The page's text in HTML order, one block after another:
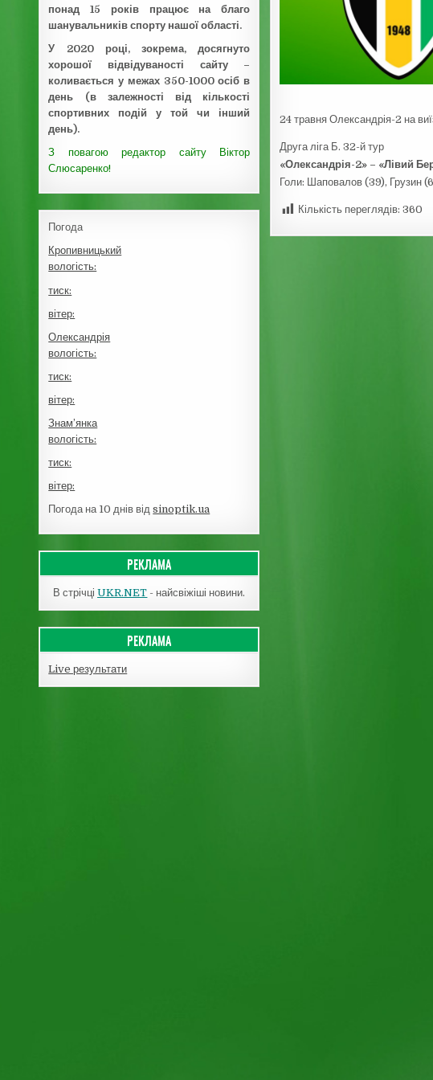
24 травня Олександрія-2 на
Друга ліга Б. 32-й тур
«Олександрія-2» – «Лівий
Голи: Шаповалов (39), Грузин
Кількість переглядів: 360
понад 15 років працює на благо
шанувальників спорту нашої області.
У 2020 році, зокрема, досягнуто
хорошої відвідуваності сайту –
коливається у межах 350-1000 осіб в
день (в залежності від кількості
спортивних подій у той чи інший
день).
З повагою редактор сайту Віктор
Слюсаренко!
Погода
Кропивницький
вологість:
тиск:
вітер:
Олександрія
вологість:
тиск:
вітер:
Знам’янка
вологість:
тиск:
вітер:
Погода на 10 днів відsinoptik.ua
РЕКЛАМА
В стрічціUKR.NET - найсвіжіші новини.
РЕКЛАМА
Live результати